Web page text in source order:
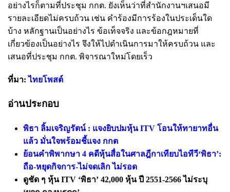
อย่างไรก็ตามที่ประชุม กกต. ยังเห็นว่าที่สำนักงานฯเสนอมี
รายละเอียดไม่ครบถ้วน เช่น คำร้องมีการร้องในประเด็นใด
บ้าง หลักฐานเป็นอย่างไร ข้อเท็จจริง และข้อกฎหมายที่
เกี่ยวข้องเป็นอย่างไร จึงให้ไปดำเนินการมาให้ครบถ้วน และ
เสนอที่ประชุม กกต. พิจารณาใหม่โดยเร็ว
ที่มา:ไทยโพสต์
อ่านประกอบ
พิธา ลิ้มเจริญรัตน์ : แจงยิบปมหุ้น ITV โอนให้ทายาทอื่น
แล้ว มั่นใจพร้อมชี้แจง กกต
ย้อนคำพิพากษา 4 คดีหุ้นสื่อในศาลฎีกาเทียบไอทีวี‘พิธา’:
ถือ-หยุดกิจการ-ไม่จดเลิก ไม่รอด
ดูชัด ๆ หุ้น ITV ‘พิธา’ 42,000 หุ้น ปี 2551-2566 ไม่ระบุ